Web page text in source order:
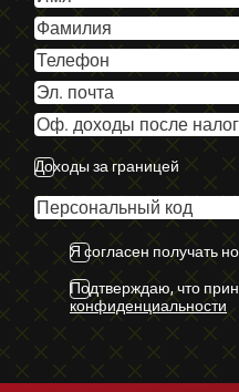
-Sart/stop.
-Audi multimedija.
-Kruīza kontrole.
-Tonēti aizmugurējie stikli.
-Lietus sensors.
-Miglas lukturi.
Доходы за границей
Я согласен получать
Подтверждаю, что
конфиденциальности